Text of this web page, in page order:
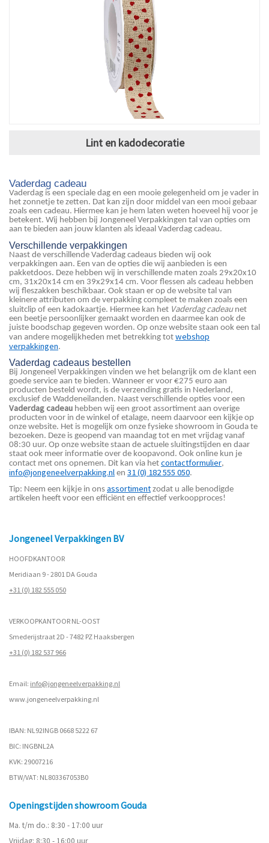
Lint en kadodecoratie
Vaderdag cadeau
Vaderdag is een speciale dag en een mooie gelegenheid om je vader in
het zonnetje te zetten. Dat kan zijn door middel van een mooi gebaar
zoals een cadeau. Hiermee kan je hem laten weten hoeveel hij voor je
betekent. Wij hebben bij Jongeneel Verpakkingen tal van opties om
aan te bieden aan jouw klanten als ideaal Vaderdag cadeau.
Verschillende verpakkingen
Naast de verschillende Vaderdag cadeaus bieden wij ook
verpakkingen aan. Een van de opties die wij aanbieden is een
pakketdoos. Deze hebben wij in verschillende maten zoals 29x20x10
cm, 31x20x14 cm en 39x29x14 cm. Voor flessen als cadeau hebben
wij fleszakken beschikbaar. Ook staan er op de website tal van
kleinere attributen om de verpakking compleet te maken zoals een
sluitclip of een kadokaartje. Hiermee kan het Vaderdag cadeaunet
een beetje persoonlijker gemaakt worden en daarmee kan ook de
juiste boodschap gegeven worden. Op onze website staan ook een tal
van andere mogelijkheden met betrekking tot webshop
verpakkingen.
Vaderdag cadeaus bestellen
Bij Jongeneel Verpakkingen vinden we het belangrijk om de klant een
goede service aan te bieden. Wanneer er voor €275 euro aan
producten besteld wordt, is de verzending gratis in Nederland,
exclusief de Waddeneilanden. Naast verschillende opties voor een
Vaderdag cadeau hebben wij een groot assortiment aan overige
producten voor in de winkel of etalage, neem daarvoor een kijkje op
onze website. Het is mogelijk om onze fysieke showroom in Gouda te
bezoeken. Deze is geopend van maandag tot en met vrijdag vanaf
08:30 uur. Op onze website staan de actuele sluitingstijden en daar
staat ook meer informatie over de koopavond. Ook online kun je
contact met ons opnemen. Dit kan via het contactformulier,
info@jongeneelverpakking.nl en 31 (0) 182 555 050.
Tip: Neem een kijkje in ons assortiment zodat u alle benodigde
artikelen heeft voor een efficiënt en effectief verkoopproces!
Jongeneel Verpakkingen BV
HOOFDKANTOOR
Meridiaan 9 - 2801 DA Gouda
+31 (0) 182 555 050
VERKOOPKANTOOR NL-OOST
Smederijstraat 2D - 7482 PZ Haaksbergen
+31 (0) 182 537 966
Email: info@jongeneelverpakking.nl
www.jongeneelverpakking.nl
IBAN: NL92INGB 0668 5222 67
BIC: INGBNL2A
KVK: 29007216
BTW/VAT: NL803367053B0
Openingstijden showroom Gouda
Ma. t/m do.: 8:30 - 17:00 uur